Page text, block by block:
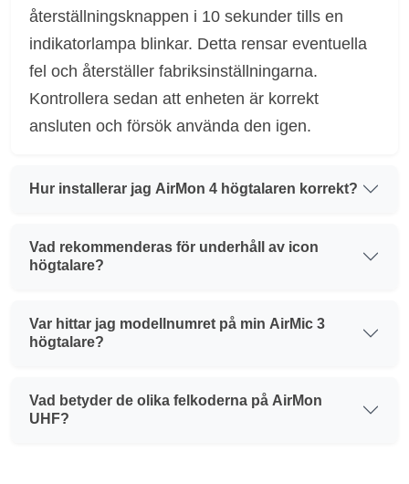
återställningsknappen i 10 sekunder tills en
indikatorlampa blinkar. Detta rensar eventuella
fel och återställer fabriksinställningarna.
Kontrollera sedan att enheten är korrekt
ansluten och försök använda den igen.
Hur installerar jag AirMon 4 högtalaren korrekt?
Vad rekommenderas för underhåll av icon
högtalare?
Var hittar jag modellnumret på min AirMic 3
högtalare?
Vad betyder de olika felkoderna på AirMon
UHF?